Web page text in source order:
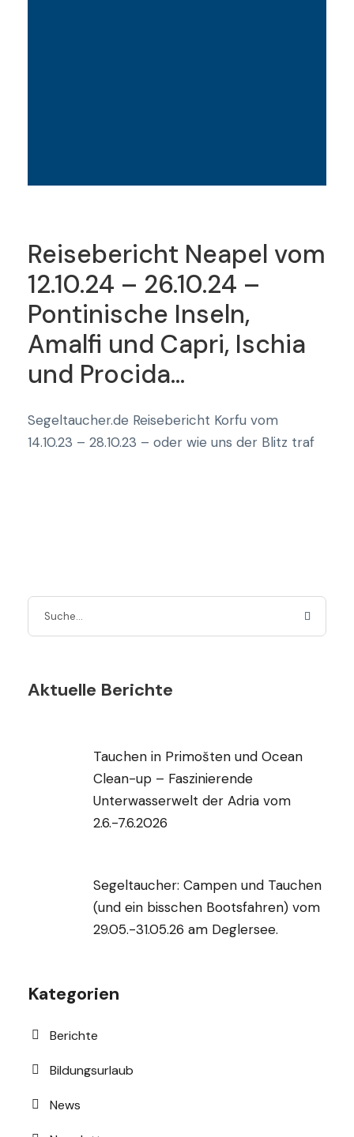
Reisebericht Neapel vom
12.10.24 – 26.10.24 –
Pontinische Inseln,
Amalfi und Capri, Ischia
und Procida…
Segeltaucher.de Reisebericht Korfu vom
14.10.23 – 28.10.23 – oder wie uns der Blitz traf
Aktuelle Berichte
Tauchen in Primošten und Ocean
Clean-up – Faszinierende
Unterwasserwelt der Adria vom
2.6.-7.6.2026
Segeltaucher: Campen und Tauchen
(und ein bisschen Bootsfahren) vom
29.05.-31.05.26 am Deglersee.
Kategorien
Berichte
Bildungsurlaub
News